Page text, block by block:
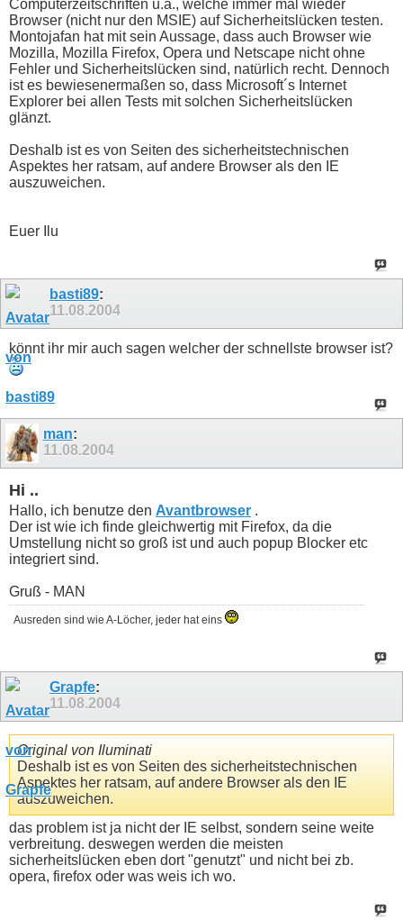
Computerzeitschriften u.a., welche immer mal wieder
Browser (nicht nur den MSIE) auf Sicherheitslücken testen.
Montojafan hat mit sein Aussage, dass auch Browser wie
Mozilla, Mozilla Firefox, Opera und Netscape nicht ohne
Fehler und Sicherheitslücken sind, natürlich recht. Dennoch
ist es bewiesenermaßen so, dass Microsoft´s Internet
Explorer bei allen Tests mit solchen Sicherheitslücken
glänzt.
Deshalb ist es von Seiten des sicherheitstechnischen
Aspektes her ratsam, auf andere Browser als den IE
auszuweichen.
Euer Ilu
basti89:
11.08.2004
könnt ihr mir auch sagen welcher der schnellste browser ist?
man:
11.08.2004
Hi ..
Hallo, ich benutze den Avantbrowser .
Der ist wie ich finde gleichwertig mit Firefox, da die
Umstellung nicht so groß ist und auch popup Blocker etc
integriert sind.
Gruß - MAN
Ausreden sind wie A-Löcher, jeder hat eins
Grapfe:
11.08.2004
Original von Iluminati
Deshalb ist es von Seiten des sicherheitstechnischen
Aspektes her ratsam, auf andere Browser als den IE
auszuweichen.
das problem ist ja nicht der IE selbst, sondern seine weite
verbreitung. deswegen werden die meisten
sicherheitslücken eben dort "genutzt" und nicht bei zb.
opera, firefox oder was weis ich wo.